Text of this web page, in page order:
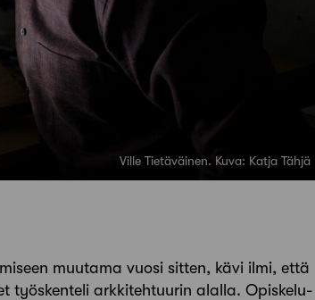
Ville Tietäväinen. Kuva: Katja Tähjä
muutama vuosi sitten, kävi ilmi, että
työskenteli arkkitehtuurin alalla. Opiskelu­